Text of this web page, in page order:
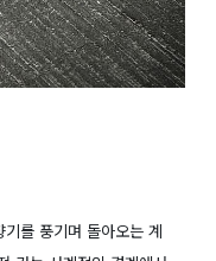
를 풍기며 돌아오는 계